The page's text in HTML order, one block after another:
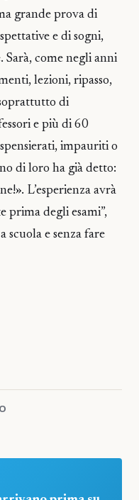
grande prova di
e di sogni,
Sarà, come negli anni
lezioni, ripasso,
di
e più di 60
impauriti o
di loro ha già detto:
L’esperienza avrà
prima degli esami”,
scuola e senza fare